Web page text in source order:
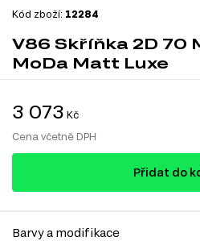
Kód zboží: 12284
V86 Skříňka 2D 70
MoDa Matt Luxe
3 073 Kč
Cena včetně DPH
Přidat do
Barvy a modifikace